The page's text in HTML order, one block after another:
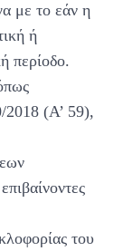
με το εάν η
ή
περίοδο.
2018 (Α’ 59),
του